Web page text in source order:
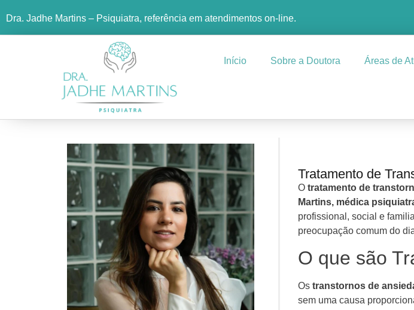
Agende sua consulta
Respondemos em até 30 minutos
SEU NOME
QUAL É O SEU PRINCIPAL MOTIVO?
Ansiedade Depressão TDAH
Transtorno Bipolar Insônia Outra questão
Ao continuar, você será redirecionado ao WhatsApp da Dra.
Jadhe. Seus dados são usados apenas para personalizar o
Ir para o WhatsApp
Dra. Jadhe Martins – Psiquiatra, referência em atendimentos on-line.
Início Sobre a Doutora Áreas de
Tratamento de
Otratamento de
Martins, médica
profissional, social e
preocupação comum do
O que são
Ostranstornos de
sem uma causa